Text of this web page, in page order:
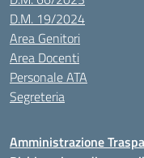
D.M. 19/2024
Area Genitori
Area Docenti
Personale ATA
Segreteria
Amministrazione